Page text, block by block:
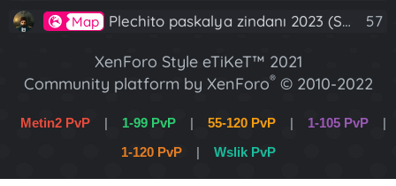
Map Plechito paskalya zindanı 2023 (Spring Sanctuary dungeon) 57
XenForo Style eTiKeT™ 2021
Community platform by XenForo® © 2010-2022
[XGT] Forum statistics system- XenGenTr
Metin2 PvP | 1-99 PvP | 55-120 PvP | 1-105 PvP
|
1-120 PvP
| Wslik PvP